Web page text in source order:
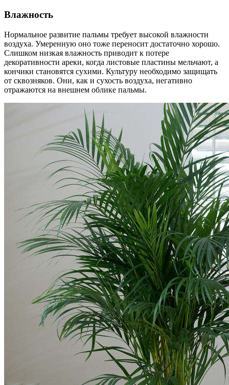
Влажность
Нормальное развитие пальмы требует высокой влажности
воздуха. Умеренную оно тоже переносит достаточно хорошо.
Слишком низкая влажность приводит к потере
декоративности ареки, когда листовые пластины мельчают, а
кончики становятся сухими. Культуру необходимо защищать
от сквозняков. Они, как и сухость воздуха, негативно
отражаются на внешнем облике пальмы.